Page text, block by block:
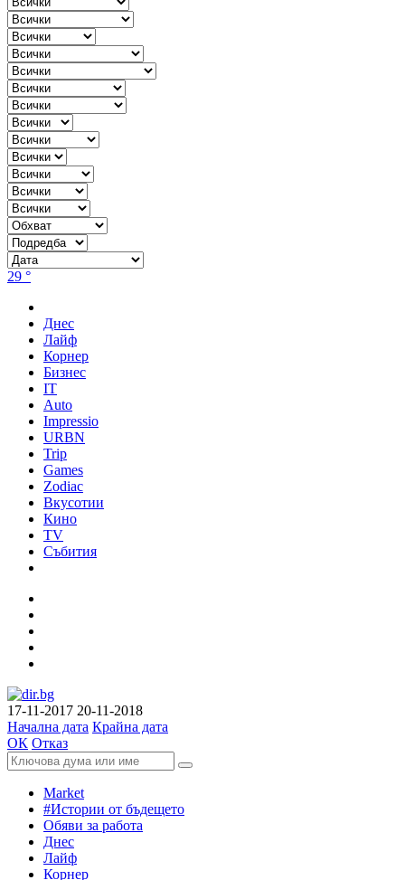
29 °
Днес
Лайф
Корнер
Бизнес
IT
Auto
Impressio
URBN
Trip
Games
Zodiac
Вкусотии
Кино
TV
Събития
17-11-2017 20-11-2018
Начална дата Крайна дата
ОК Отказ
Market
#Истории от бъдещето
Обяви за работа
Днес
Лайф
Корнер